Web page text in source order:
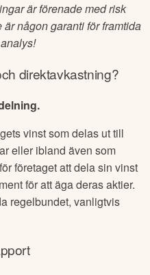
är förenade med risk
någon garanti för framtida
direktavkastning?
vinst som delas ut till
eller ibland även som
företaget att dela sin vinst
för att äga deras aktier.
regelbundet, vanligtvis